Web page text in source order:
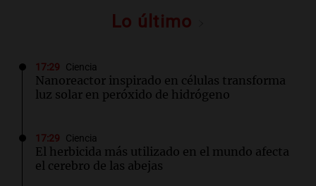
Lo último
17:29 Ciencia
Nanoreactor inspirado en células transforma
luz solar en peróxido de hidrógeno
17:29 Ciencia
El herbicida más utilizado en el mundo afecta
el cerebro de las abejas